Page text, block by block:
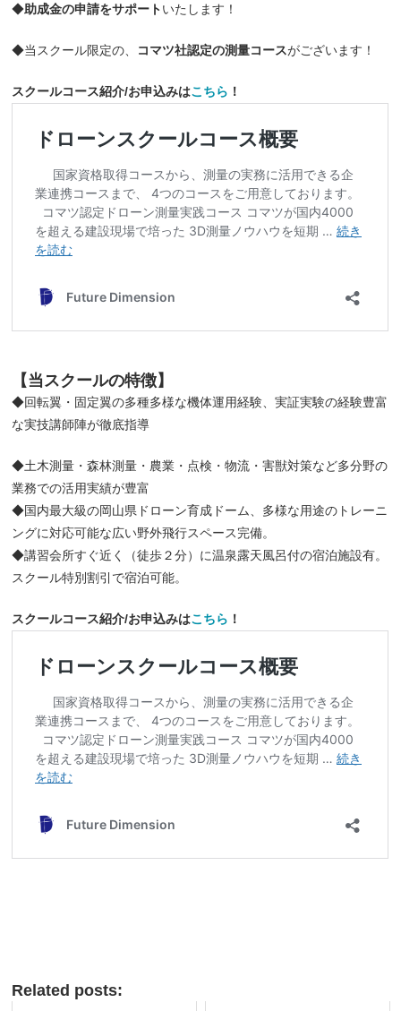
◆助成金の申請をサポートいたします！
◆当スクール限定の、 コマツ社認定の測量コースがございます！
スクールコース紹介/お申込みはこちら ！
【当スクールの特徴】
◆回転翼・固定翼の多種多様な機体運用経験、実証実験の経験豊富
な実技講師陣が徹底指導
◆土木測量・森林測量・農業・点検・物流・害獣対策など多分野の
業務での活用実績が豊富
◆国内最大級の岡山県ドローン育成ドーム、多様な用途のトレーニ
ングに対応可能な広い野外飛行スペース完備。
◆講習会所すぐ近く（徒歩２分）に温泉露天風呂付の宿泊施設有。
スクール特別割引で宿泊可能。
スクールコース紹介/お申込みはこちら ！
Related posts: